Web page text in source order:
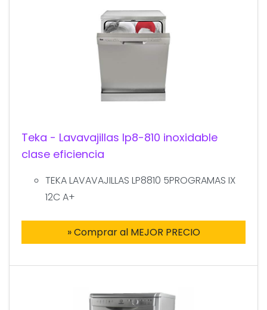
Teka - Lavavajillas lp8-810 inoxidable
clase eficiencia
TEKA LAVAVAJILLAS LP8810 5PROGRAMAS IX
12C A+
» Comprar al MEJOR PRECIO